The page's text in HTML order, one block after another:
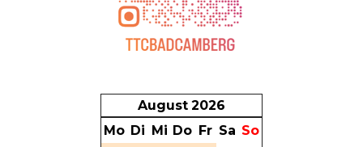
August 2026
Mo Di Mi Do Fr Sa So